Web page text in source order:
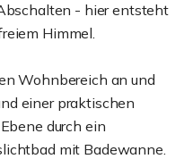
- hier entsteht
Himmel.
Wohnbereich an und
einer praktischen
durch ein
mit Badewanne.